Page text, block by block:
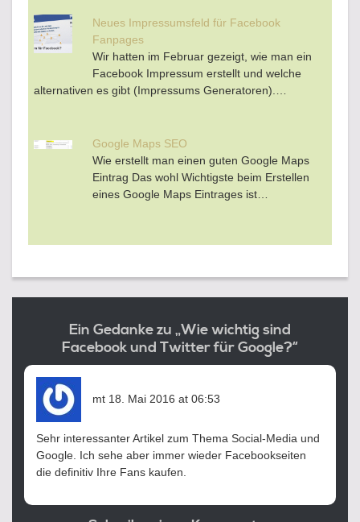
Neues Impressumsfeld für Facebook
Fanpages
Wir hatten im Februar gezeigt, wie man ein
Facebook Impressum erstellt und welche
alternativen es gibt (Impressums Generatoren).…
Google Maps SEO
Wie erstellt man einen guten Google Maps
Eintrag Das wohl Wichtigste beim Erstellen
eines Google Maps Eintrages ist…
Ein Gedanke zu „Wie wichtig sind
Facebook und Twitter für Google?“
mt 18. Mai 2016 at 06:53
Sehr interessanter Artikel zum Thema Social-Media und
Google. Ich sehe aber immer wieder Facebookseiten
die definitiv Ihre Fans kaufen.